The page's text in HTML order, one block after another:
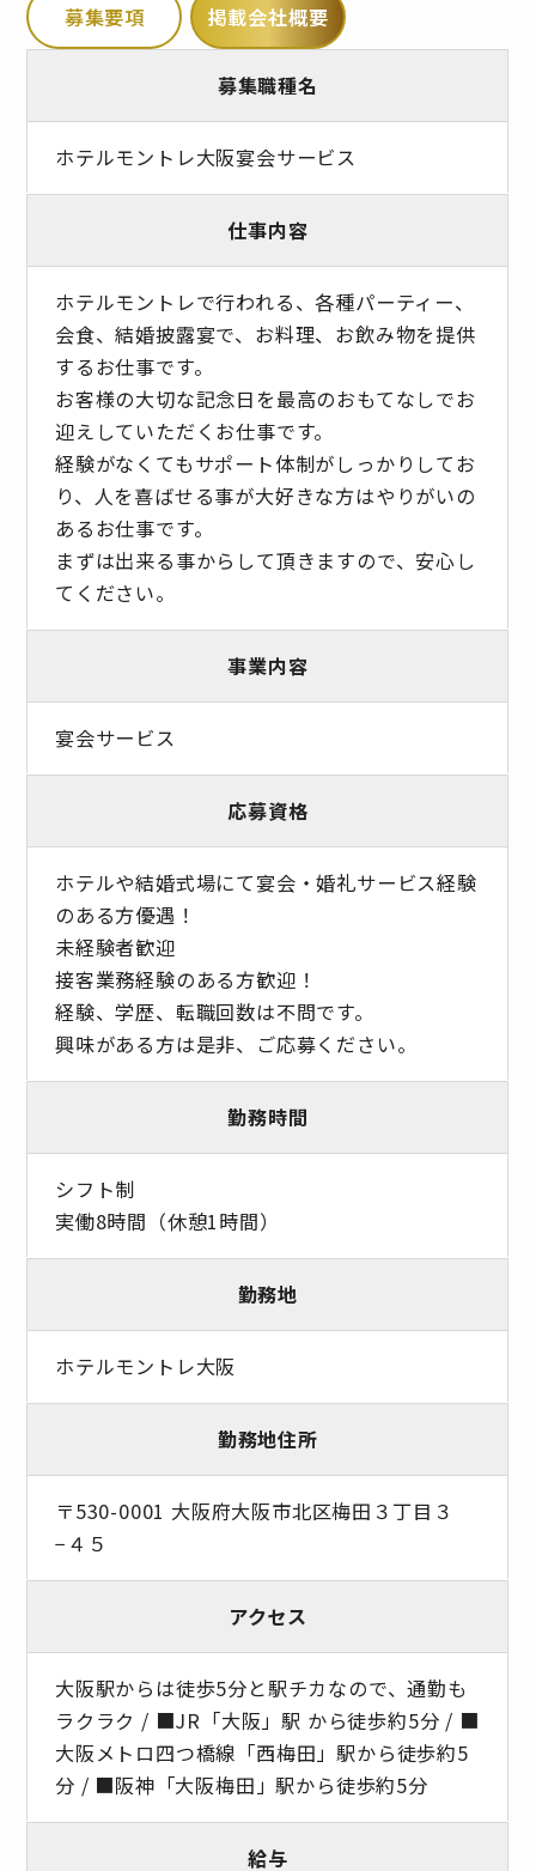
募集要項 掲載会社概要
募集職種名
ホテルモントレ大阪宴会サービス
仕事内容
ホテルモントレで行われる、各種パーティー、
会食、結婚披露宴で、お料理、お飲み物を提供
するお仕事です。
お客様の大切な記念日を最高のおもてなしでお
迎えしていただくお仕事です。
経験がなくてもサポート体制がしっかりしてお
り、人を喜ばせる事が大好きな方はやりがいの
あるお仕事です。
まずは出来る事からして頂きますので、安心し
てください。
事業内容
宴会サービス
応募資格
ホテルや結婚式場にて宴会・婚礼サービス経験
のある方優遇！
未経験者歓迎
接客業務経験のある方歓迎！
経験、学歴、転職回数は不問です。
興味がある方は是非、ご応募ください。
勤務時間
シフト制
実働8時間（休憩1時間）
勤務地
ホテルモントレ大阪
勤務地住所
〒530-0001 大阪府大阪市北区梅田３丁目３
−４５
アクセス
大阪駅からは徒歩5分と駅チカなので、通勤も
ラクラク / ■JR「大阪」駅 から徒歩約5分 / ■
大阪メトロ四つ橋線「西梅田」駅から徒歩約5
分 / ■阪神「大阪梅田」駅から徒歩約5分
給与